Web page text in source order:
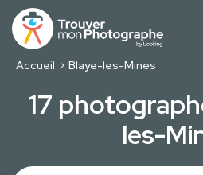
Accueil Blaye-les-Mines
17
les-